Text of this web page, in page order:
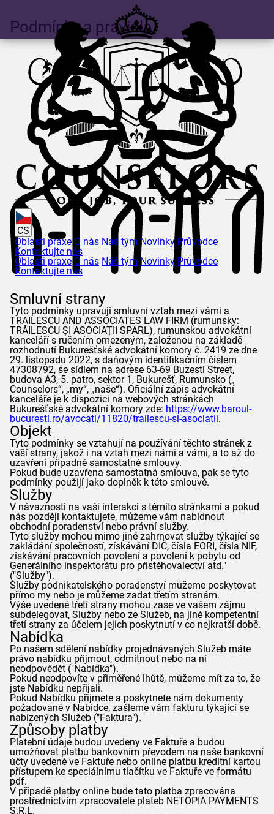
CS
Oblasti praxe O nás Náš tým Novinky Průvodce
Kontaktujte nás
Oblasti praxe O nás Náš tým Novinky Průvodce
Kontaktujte nás
Podmínky a pravidla
Smluvní strany
Tyto podmínky upravují smluvní vztah mezi vámi a
TRAILESCU AND ASSOCIATES LAW FIRM (rumunsky:
TRĂILESCU ȘI ASOCIAȚII SPARL), rumunskou advokátní
kanceláří s ručením omezeným, založenou na základě
rozhodnutí Bukurešťské advokátní komory č. 2419 ze dne
29. listopadu 2022, s daňovým identifikačním číslem
47308792, se sídlem na adrese 63-69 Buzesti Street,
budova A3, 5. patro, sektor 1, Bukurešť, Rumunsko („
Counselors“, „my“, „naše“). Oficiální zápis advokátní
kanceláře je k dispozici na webových stránkách
Bukurešťské advokátní komory zde: https://www.baroul-
bucuresti.ro/avocati/11820/trailescu-si-asociatii.
Objekt
Tyto podmínky se vztahují na používání těchto stránek z
vaší strany, jakož i na vztah mezi námi a vámi, a to až do
uzavření případné samostatné smlouvy.
Pokud bude uzavřena samostatná smlouva, pak se tyto
podmínky použijí jako doplněk k této smlouvě.
Služby
V návaznosti na vaši interakci s těmito stránkami a pokud
nás později kontaktujete, můžeme vám nabídnout
obchodní poradenství nebo právní služby.
Tyto služby mohou mimo jiné zahrnovat služby týkající se
zakládání společností, získávání DIČ, čísla EORI, čísla NIF,
získávání pracovních povolení a povolení k pobytu od
Generálního inspektorátu pro přistěhovalectví atd."
("Služby").
Služby podnikatelského poradenství můžeme poskytovat
přímo my nebo je můžeme zadat třetím stranám.
Výše uvedené třetí strany mohou zase ve vašem zájmu
subdelegovat, Služby nebo ze Služeb, na jiné kompetentní
třetí strany za účelem jejich poskytnutí v co nejkratší době.
Nabídka
Po našem sdělení nabídky projednávaných Služeb máte
právo nabídku přijmout, odmítnout nebo na ni
neodpovědět ("Nabídka").
Pokud neodpovíte v přiměřené lhůtě, můžeme mít za to, že
jste Nabídku nepřijali.
Pokud Nabídku přijmete a poskytnete nám dokumenty
požadované v Nabídce, zašleme vám fakturu týkající se
nabízených Služeb ("Faktura").
Způsoby platby
Platební údaje budou uvedeny ve Faktuře a budou
umožňovat platbu bankovním převodem na naše bankovní
účty uvedené ve Faktuře nebo online platbu kreditní kartou
přístupem ke speciálnímu tlačítku ve Faktuře ve formátu
pdf.
V případě platby online bude tato platba zpracována
prostřednictvím zpracovatele plateb NETOPIA PAYMENTS
S.R.L.